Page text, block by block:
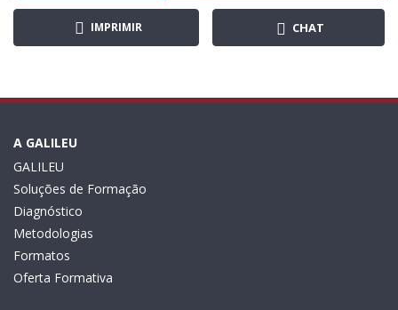
IMPRIMIR CHAT
A GALILEU
GALILEU
Soluções de Formação
Diagnóstico
Metodologias
Formatos
Oferta Formativa